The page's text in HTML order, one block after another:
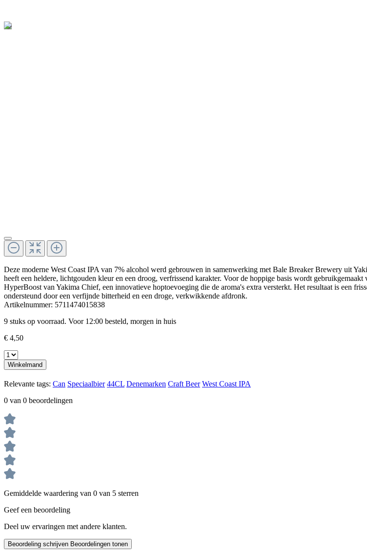
Deze moderne West Coast IPA van 7% alcohol werd gebrouwen in samenwerking met Bale Breaker Brewery uit
heeft een heldere, lichtgouden kleur en een droog, verfrissend karakter. Voor de hoppige basis wordt
HyperBoost van Yakima Chief, een innovatieve hoptoevoeging die de aroma's extra versterkt. Het resultaat is een
ondersteund door een verfijnde bitterheid en een droge, verkwikkende afdronk.
Artikelnummer: 5711474015838
9 stuks op voorraad. Voor 12:00 besteld, morgen in huis
€ 4,50
Winkelmand
Relevante tags: Can Speciaalbier 44CL Denemarken Craft Beer West Coast IPA
0 van 0 beoordelingen
Gemiddelde waardering van 0 van 5 sterren
Geef een beoordeling
Deel uw ervaringen met andere klanten.
Beoordeling schrijven Beoordelingen tonen